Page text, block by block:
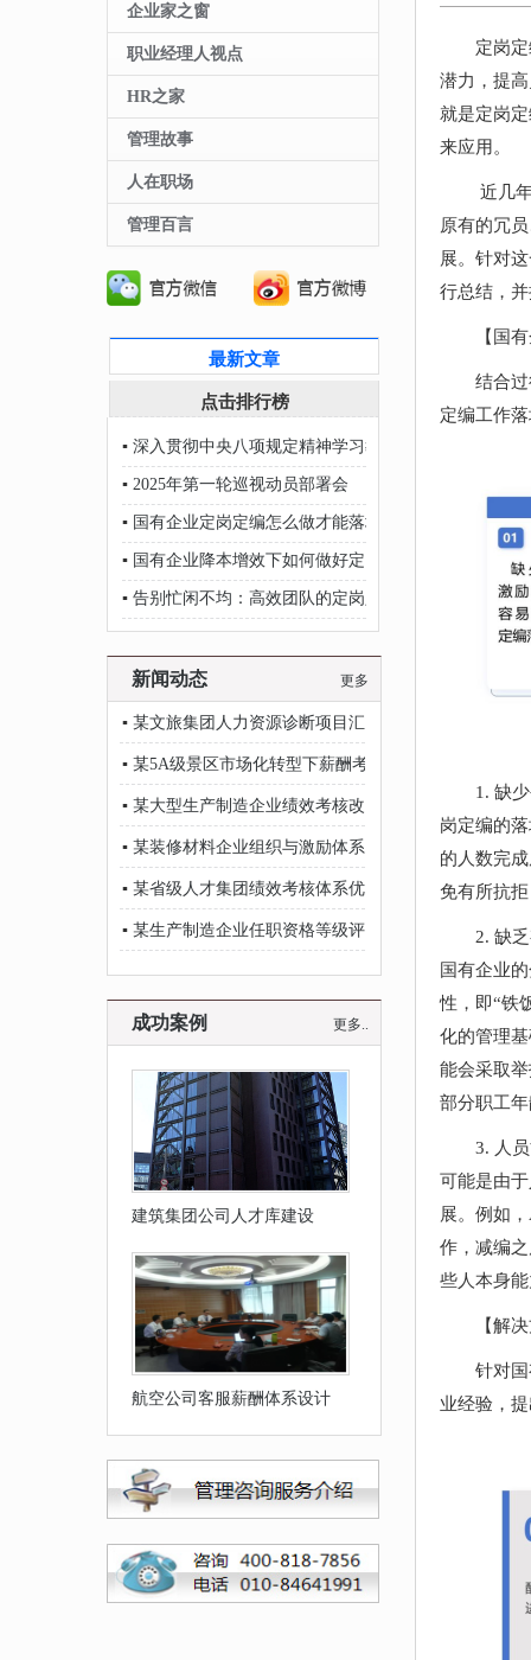
企业家之窗
职业经理人视点
HR之家
管理故事
人在职场
管理百言
最新文章
点击排行榜
▪ 深入贯彻中央八项规定精神学习教育
▪ 2025年第一轮巡视动员部署会
▪ 国有企业定岗定编怎么做才能落地？
▪ 国有企业降本增效下如何做好定岗定编？
▪ 告别忙闲不均：高效团队的定岗定编秘籍
新闻动态 更多
▪ 某文旅集团人力资源诊断项目汇报会议顺利举行
▪ 某5A级景区市场化转型下薪酬考核项目稳步推进
▪ 某大型生产制造企业绩效考核改革项目顺利推进
▪ 某装修材料企业组织与激励体系项目稳步推进
▪ 某省级人才集团绩效考核体系优化项目顺利推进
▪ 某生产制造企业任职资格等级评价项目稳步推进
成功案例 更多..
建筑集团公司人才库建设
航空公司客服薪酬体系设计
定岗
潜力，提
就是定岗
来应用。
近几
原有的冗
展。针对
行总结，
【国
结合
定编工作
1. 缺
岗定编的
的人数完
免有所抗
2. 缺
国有企业
性，即“铁
化的管理
能会采取
部分职工
3. 人
可能是由
展。例如
作，减编
些人本身
【解
针对
业经验，